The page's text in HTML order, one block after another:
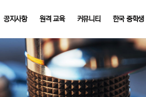
공지사항 원격 교육 커뮤니티 한국 중학생